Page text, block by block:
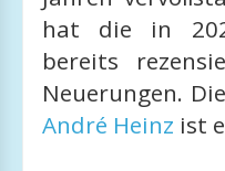
hat die in
bereits
Neuerungen. Die
André Heinz ist